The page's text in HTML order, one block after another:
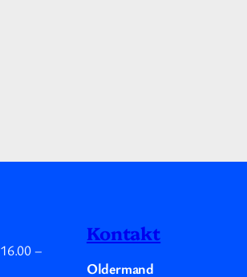
16.00–
Kontakt
Oldermand